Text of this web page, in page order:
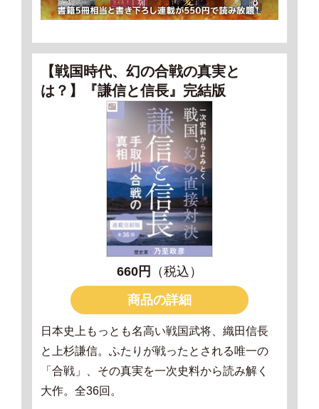
【戦国時代、幻の合戦の真実と
は？】『謙信と信長』完結版
660円
（税込）
商品の詳細
日本史上もっとも名高い戦国武将、織田信長
と上杉謙信。ふたりが戦ったとされる唯一の
「合戦」、その真実を一次史料から読み解く
大作。全36回。